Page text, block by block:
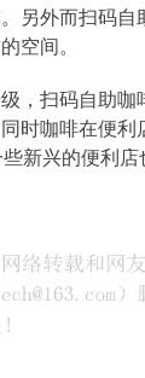
另外而扫码自
空间。
，扫码自助咖
时咖啡在便利
新兴的便利